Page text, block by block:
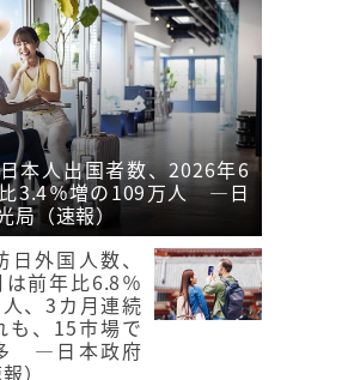
本人出国者数、2026年6
3.4％増の109万人 ―日
局（速報）
日外国人数、
前年比6.8％
、3カ月連続
も、15市場で
―日本政府
）